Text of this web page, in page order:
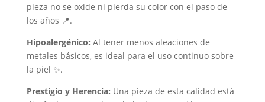
pieza no se oxide ni pierda su color con el paso de
los años 📍.
Hipoalergénico: Al tener menos aleaciones de
metales básicos, es ideal para el uso continuo sobre
la piel ✨.
Prestigio y Herencia: Una pieza de esta calidad está